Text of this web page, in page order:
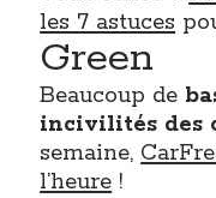
Vidéos
les 7 astuces
Green
Beaucoup de
incivilités des
semaine,
l’heure !